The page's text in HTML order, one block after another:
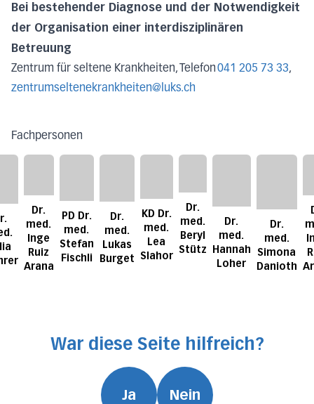
Bei bestehender Diagnose und der Notwendigkeit
der Organisation einer interdisziplinären
Betreuung
Zentrum für seltene Krankheiten, Telefon041 205 73 33​,
zentrumseltenekrankheiten@luks.ch
Fachpersonen
Dr.
med.
Inge
Ruiz
Arana
PD Dr.
med.
Stefan
Fischli
Dr.
med.
Lukas
Burget
KD Dr.
med.
Lea
Slahor
Dr.
med.
Beryl
Stütz
Dr.
med.
Hannah
Loher
Dr.
med.
Simona
Danioth
War diese Seite hilfreich?
Ja Nein